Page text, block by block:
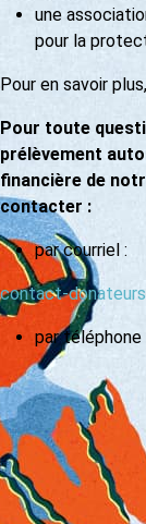
une
pour la
Pour en savoir plus,
Pour toute
prélèvement
financière de
contacter :
par courriel :
contact-
par téléphone